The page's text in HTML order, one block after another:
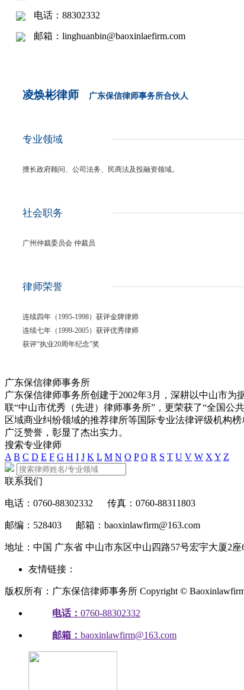
电话：88302332
邮箱：linghuanbin@baoxinlaefirm.com
凌焕彬律师 广东保信律师事务所合伙人
专业领域
擅长政府顾问、公司法务、民商法及投融资领域。
社会职务
广州仲裁委员会 仲裁员
律师荣誉
连续四年（1995-1998）获评金牌律师
连续七年（1999-2005）获评优秀律师
获评“执业20周年纪念”奖
广东保信律师事务所
广东保信律师事务所创建于2002年3月，深耕以中山市
联“中山市优秀（先进）律师事务所”，更荣获了“全国公
区域商业纠纷领域的推荐律所等国际专业法律评级机构
广泛赞誉，彰显了杰出实力。
搜索专业律师
A B C D E F G H I J K L M N O P Q R S T U V W X Y Z
联系我们
电话：0760-88302332 传真：0760-88311803
邮编：528403 邮箱：baoxinlawfirm@163.com
地址：中国 广东省 中山市东区中山四路57号宏宇大厦2座
友情链接：
版权所有：广东保信律师事务所 Copyright ©
电话： 0760-88302332
邮箱： baoxinlawfirm@163.com